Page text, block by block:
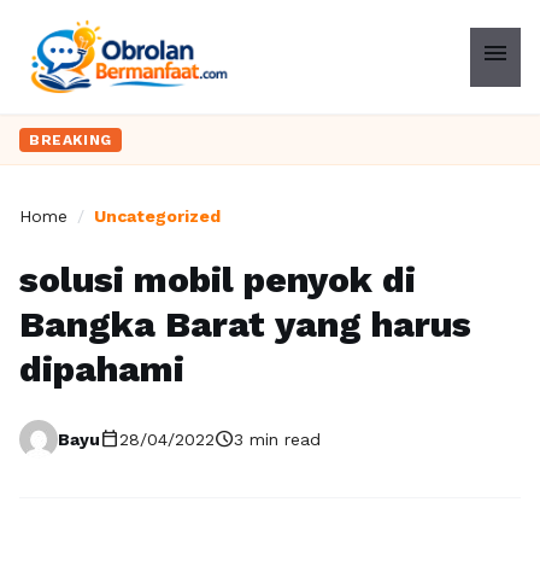
menu
BREAKING
Home / Uncategorized
solusi mobil penyok di
Bangka Barat yang harus
dipahami
Bayucalendar_today28/04/2022schedule3 min read